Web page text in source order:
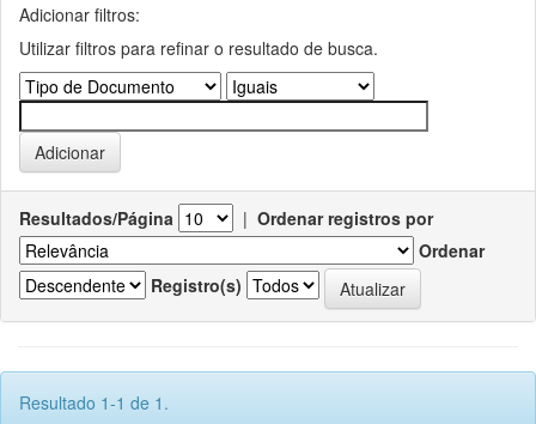
Adicionar filtros:
Utilizar filtros para refinar o resultado de busca.
Resultados/Página | Ordenar registros por
Ordenar
Registro(s)
Resultado 1-1 de 1.